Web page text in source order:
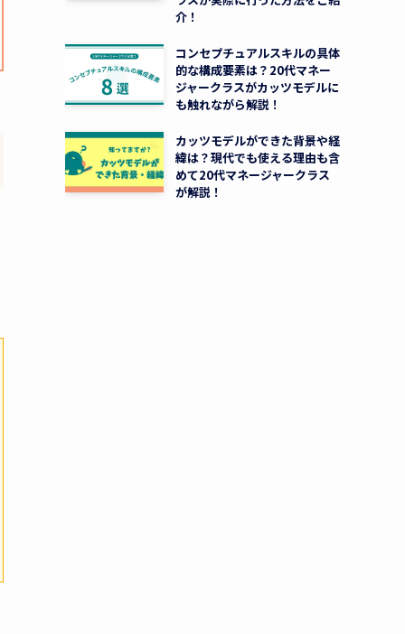
介！
コンセプチュアルスキルの具体
的な構成要素は？20代マネー
ジャークラスがカッツモデルに
も触れながら解説！
カッツモデルができた背景や経
緯は？現代でも使える理由も含
めて20代マネージャークラス
が解説！